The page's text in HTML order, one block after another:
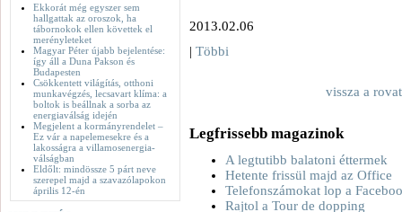
Ekkorát még egyszer sem
hallgattak az oroszok, ha
tábornokok ellen követtek el
merényleteket
Magyar Péter újabb bejelentése:
így áll a Duna Pakson és
Budapesten
Csökkentett világítás, otthoni
munkavégzés, lecsavart klíma: a
boltok is beállnak a sorba az
energiaválság idején
Megjelent a kormányrendelet –
Ez vár a napelemesekre és a
lakosságra a villamosenergia-
válságban
Eldőlt: mindössze 5 párt neve
szerepel majd a szavazólapokon
április 12-én
2013.02.06
| Többi
vissza a
Legfrissebb magazinok
A legtutibb balatoni éttermek
Hetente frissül majd az Office
Telefonszámokat lop a
Rajtol a Tour de dopping